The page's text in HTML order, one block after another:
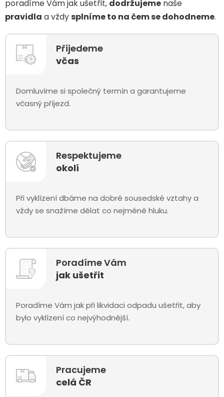
poradíme Vám jak ušetřit, dodržujeme naše
pravidla a vždy splníme to na čem se dohodneme.
Přijedeme
včas
Domluvíme si společný termín a garantujeme
včasný příjezd.
Respektujeme
okolí
Při vyklízení dbáme na dobré sousedské vztahy a
vždy se snažíme dělat co nejméně hluku.
Poradíme Vám
jak ušetřit
Poradíme Vám jak při likvidaci odpadu ušetřit, aby
bylo vyklízení co nejvýhodnější.
Pracujeme
celá ČR